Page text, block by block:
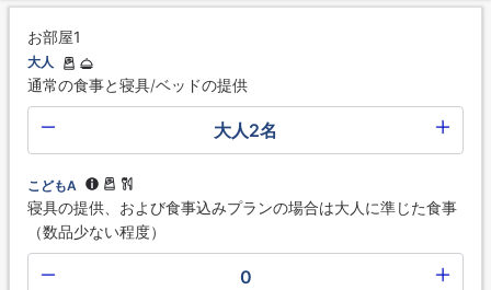
お部屋1
大人
通常の食事と寝具/ベッドの提供
大人2名
こどもA
寝具の提供、および食事込みプランの場合は大人に準じた食事
（数品少ない程度）
0